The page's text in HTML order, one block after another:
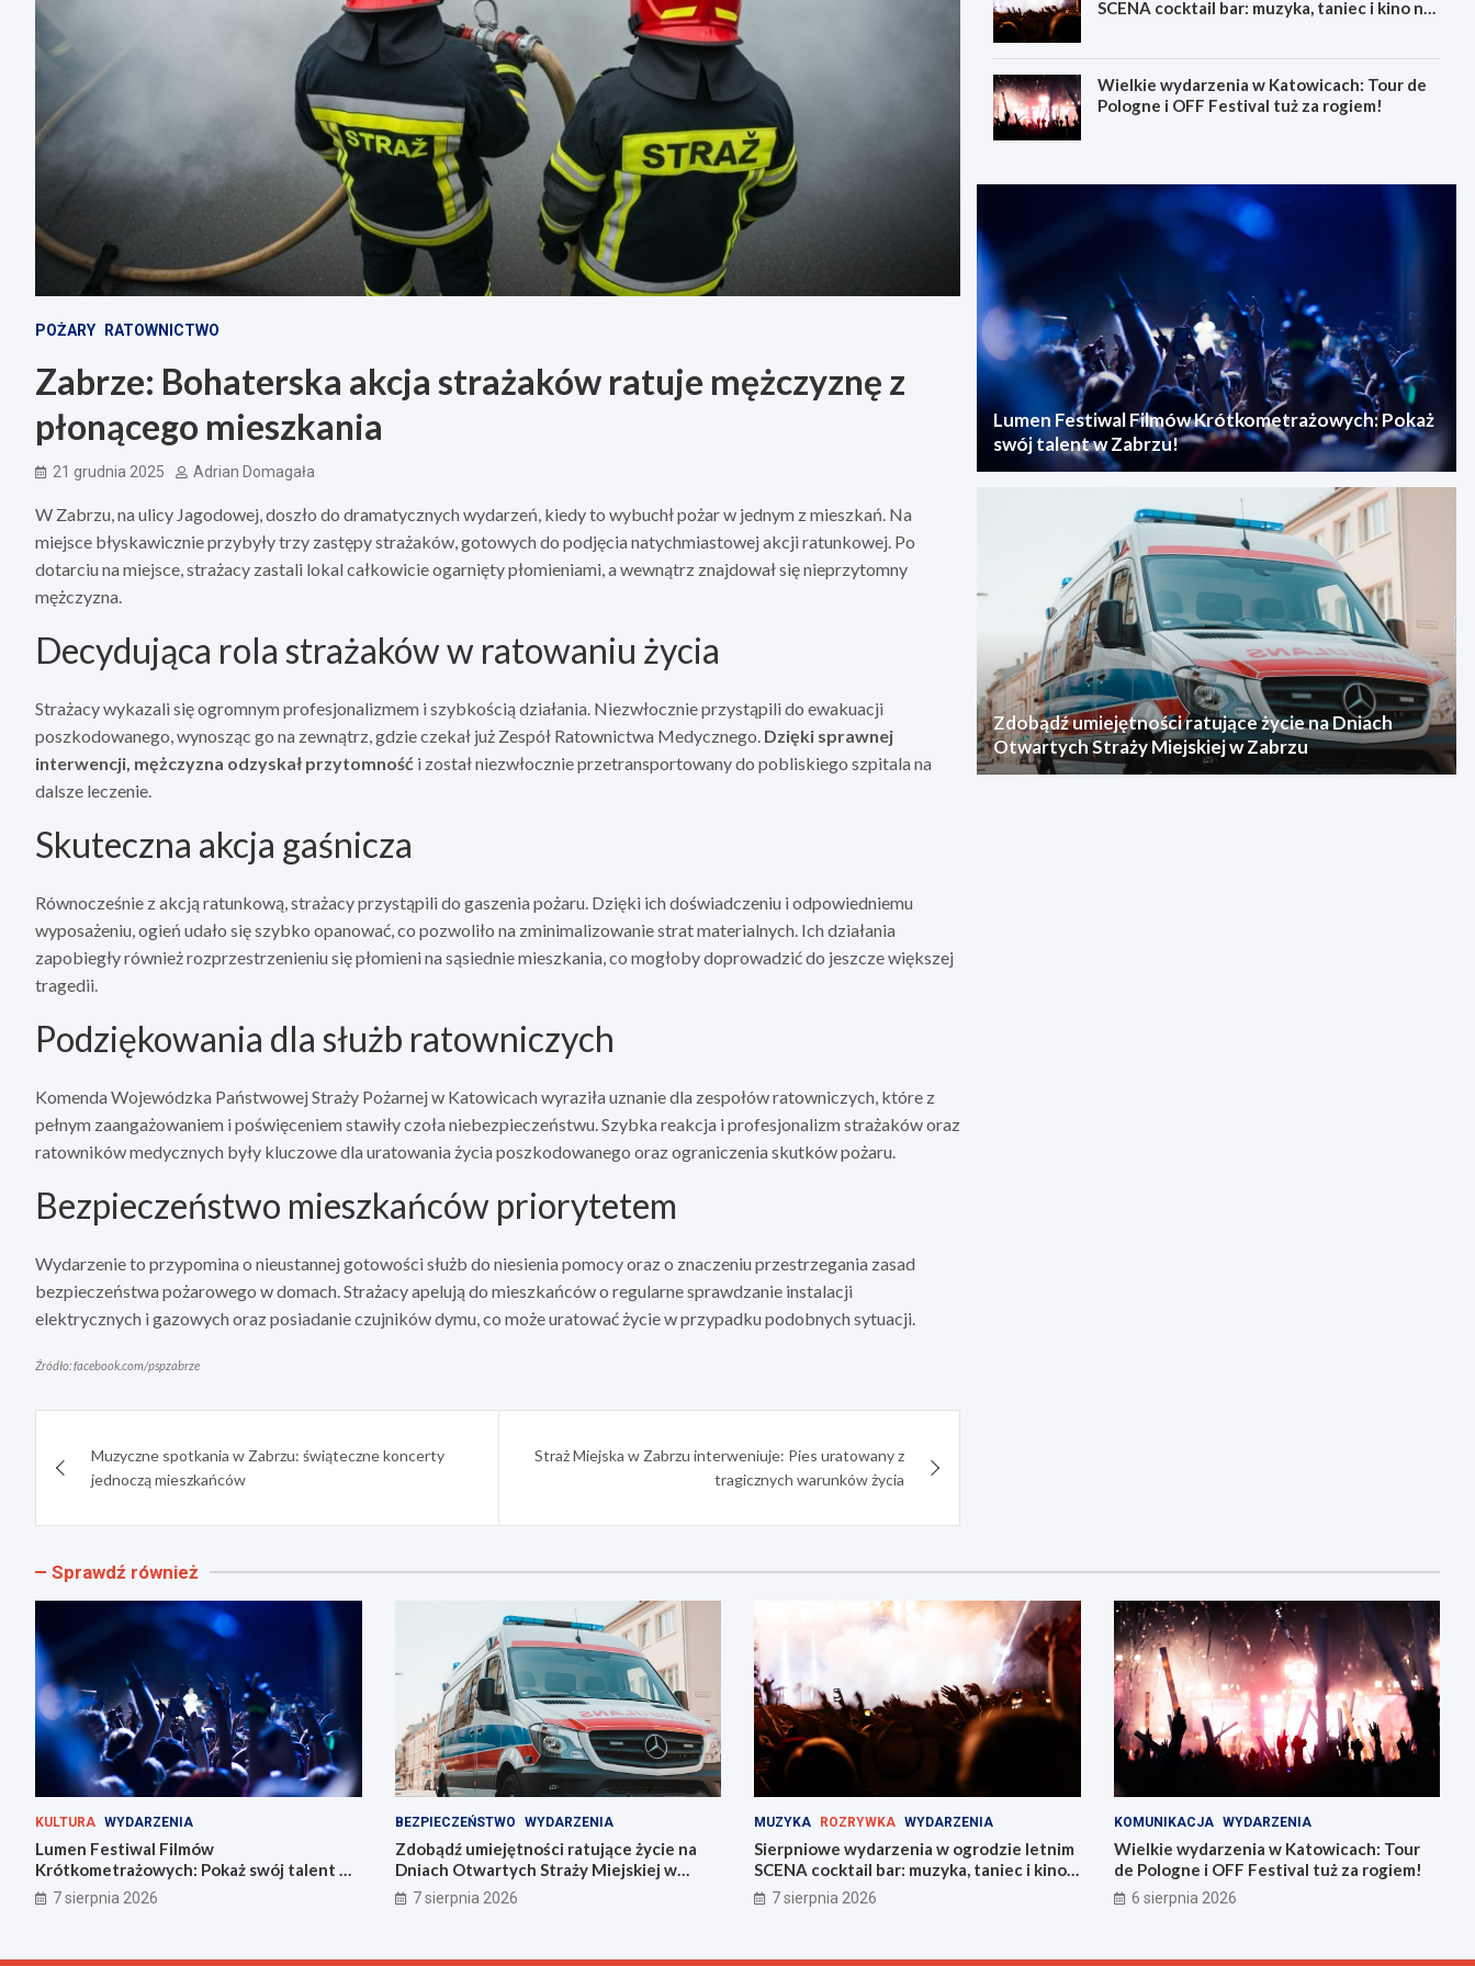
POŻARY RATOWNICTWO
Zabrze: Bohaterska akcja strażaków ratuje mężczyznę z
płonącego mieszkania
21 grudnia 2025 Adrian Domagała
W Zabrzu, na ulicy Jagodowej, doszło do dramatycznych wydarzeń, kiedy to wybuchł pożar w jednym z mieszkań. Na
miejsce błyskawicznie przybyły trzy zastępy strażaków, gotowych do podjęcia natychmiastowej akcji ratunkowej. Po
dotarciu na miejsce, strażacy zastali lokal całkowicie ogarnięty płomieniami, a wewnątrz znajdował się nieprzytomny
mężczyzna.
Decydująca rola strażaków w ratowaniu życia
Strażacy wykazali się ogromnym profesjonalizmem i szybkością działania. Niezwłocznie przystąpili do ewakuacji
poszkodowanego, wynosząc go na zewnątrz, gdzie czekał już Zespół Ratownictwa Medycznego. Dzięki sprawnej
interwencji, mężczyzna odzyskał przytomność i został niezwłocznie przetransportowany do pobliskiego szpitala na
dalsze leczenie.
Skuteczna akcja gaśnicza
Równocześnie z akcją ratunkową, strażacy przystąpili do gaszenia pożaru. Dzięki ich doświadczeniu i odpowiedniemu
wyposażeniu, ogień udało się szybko opanować, co pozwoliło na zminimalizowanie strat materialnych. Ich działania
zapobiegły również rozprzestrzenieniu się płomieni na sąsiednie mieszkania, co mogłoby doprowadzić do jeszcze większej
tragedii.
Podziękowania dla służb ratowniczych
Komenda Wojewódzka Państwowej Straży Pożarnej w Katowicach wyraziła uznanie dla zespołów ratowniczych, które z
pełnym zaangażowaniem i poświęceniem stawiły czoła niebezpieczeństwu. Szybka reakcja i profesjonalizm strażaków oraz
ratowników medycznych były kluczowe dla uratowania życia poszkodowanego oraz ograniczenia skutków pożaru.
Bezpieczeństwo mieszkańców priorytetem
Wydarzenie to przypomina o nieustannej gotowości służb do niesienia pomocy oraz o znaczeniu przestrzegania zasad
bezpieczeństwa pożarowego w domach. Strażacy apelują do mieszkańców o regularne sprawdzanie instalacji
elektrycznych i gazowych oraz posiadanie czujników dymu, co może uratować życie w przypadku podobnych sytuacji.
Źródło: facebook.com/pspzabrze
wpisuMuzyczne spotkania w Zabrzu: świąteczne koncerty
jednoczą mieszkańców
Straż Miejska w Zabrzu interweniuje: Pies uratowany z
tragicznych warunków życia
SCENA cocktail bar: muzyka, taniec i kino na
Wielkie wydarzenia w Katowicach: Tour de
Pologne i OFF Festival tuż za rogiem!
Lumen Festiwal Filmów Krótkometrażowych: Pokaż
swój talent w Zabrzu!
Zdobądź umiejętności ratujące życie na Dniach
Otwartych Straży Miejskiej w Zabrzu
Sprawdź również
KULTURA WYDARZENIA
Lumen Festiwal Filmów
Krótkometrażowych: Pokaż swój talent w
Zabrzu!
7 sierpnia 2026
BEZPIECZEŃSTWO WYDARZENIA
Zdobądź umiejętności ratujące życie na
Dniach Otwartych Straży Miejskiej w
Zabrzu
7 sierpnia 2026
MUZYKA ROZRYWKA WYDARZENIA
Sierpniowe wydarzenia w ogrodzie letnim
SCENA cocktail bar: muzyka, taniec i kino
na świeżym powietrzu
7 sierpnia 2026
KOMUNIKACJA WYDARZENIA
Wielkie wydarzenia w Katowicach: Tour
de Pologne i OFF Festival tuż za rogiem!
6 sierpnia 2026